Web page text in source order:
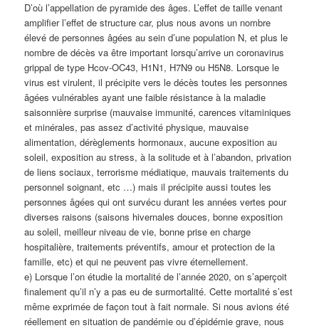
D’où l’appellation de pyramide des âges. L’effet de taille venant
amplifier l’effet de structure car, plus nous avons un nombre
élevé de personnes âgées au sein d’une population N, et plus le
nombre de décès va être important lorsqu’arrive un coronavirus
grippal de type Hcov-OC43, H1N1, H7N9 ou H5N8. Lorsque le
virus est virulent, il précipite vers le décès toutes les personnes
âgées vulnérables ayant une faible résistance à la maladie
saisonnière surprise (mauvaise immunité, carences vitaminiques
et minérales, pas assez d’activité physique, mauvaise
alimentation, dérèglements hormonaux, aucune exposition au
soleil, exposition au stress, à la solitude et à l’abandon, privation
de liens sociaux, terrorisme médiatique, mauvais traitements du
personnel soignant, etc …) mais il précipite aussi toutes les
personnes âgées qui ont survécu durant les années vertes pour
diverses raisons (saisons hivernales douces, bonne exposition
au soleil, meilleur niveau de vie, bonne prise en charge
hospitalière, traitements préventifs, amour et protection de la
famille, etc) et qui ne peuvent pas vivre éternellement.
e) Lorsque l’on étudie la mortalité de l’année 2020, on s’aperçoit
finalement qu’il n’y a pas eu de surmortalité. Cette mortalité s’est
même exprimée de façon tout à fait normale. Si nous avions été
réellement en situation de pandémie ou d’épidémie grave, nous